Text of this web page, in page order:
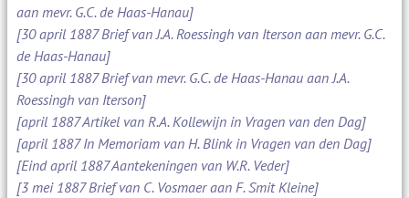
aan mevr. G.C. de Haas-Hanau]
[30 april 1887 Brief van J.A. Roessingh van Iterson aan mevr. G.C.
de Haas-Hanau]
[30 april 1887 Brief van mevr. G.C. de Haas-Hanau aan J.A.
Roessingh van Iterson]
[april 1887 Artikel van R.A. Kollewijn in Vragen van den Dag]
[april 1887 In Memoriam van H. Blink in Vragen van den Dag]
[Eind april 1887 Aantekeningen van W.R. Veder]
[3 mei 1887 Brief van C. Vosmaer aan F. Smit Kleine]